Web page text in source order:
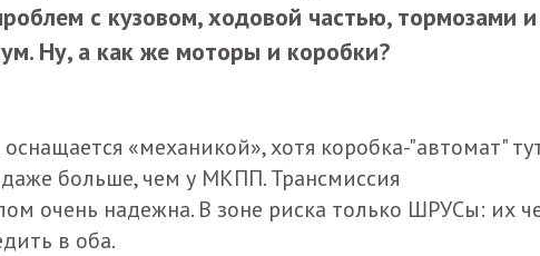
с кузовом, ходовой частью, тормозами и
Ну, а как же моторы и коробки?
«механикой», хотя коробка-"автомат"
даже больше, чем у МКПП. Трансмиссия
очень надежна. В зоне риска только ШРУСы: их
в оба.